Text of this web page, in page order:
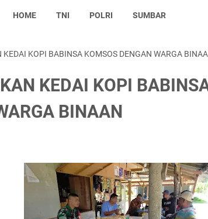
HOME TNI POLRI SUMBAR
KEDAI KOPI BABINSA KOMSOS DENGAN WARGA
KEDAI KOPI
BINAAN